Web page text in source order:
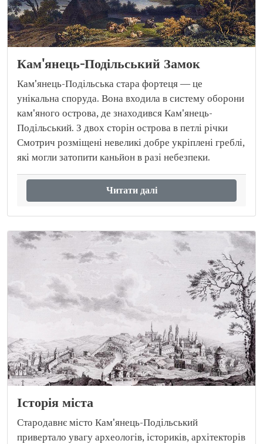
Кам'янець-Подільський Замок
Кам'янець-Подільська стара фортеця — це
унікальна споруда. Вона входила в систему оборони
кам'яного острова, де знаходився Кам'янець-
Подільський. З двох сторін острова в петлі річки
Смотрич розміщені невеликі добре укріплені греблі,
які могли затопити каньйон в разі небезпеки.
Читати далі
Історія міста
Стародавнє місто Кам'янець-Подільський
привертало увагу археологів, істориків, архітекторів